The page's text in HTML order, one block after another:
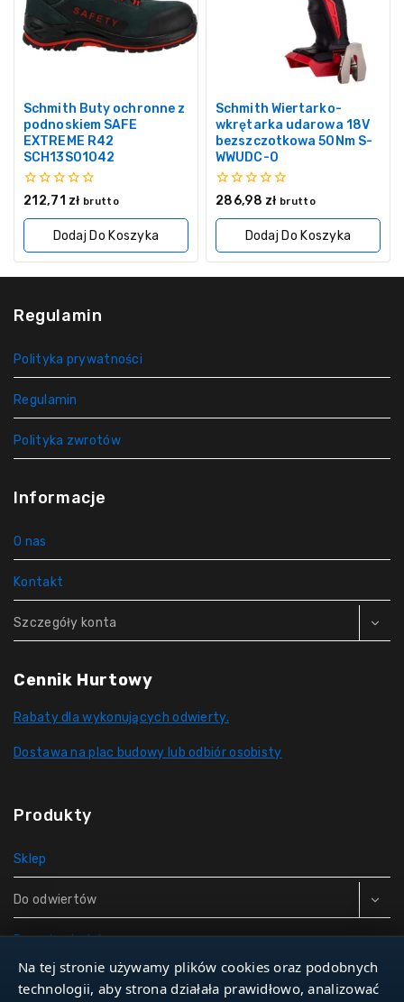
Schmith Buty ochronne z
podnoskiem SAFE
EXTREME R42
SCH13S01042
0
5
212,71 zł brutto
Dodaj Do Koszyka
Schmith Wiertarko-
wkrętarka udarowa 18V
bezszczotkowa 50Nm S-
WWUDC-0
0
5
286,98 zł brutto
Dodaj Do Koszyka
Regulamin
Polityka prywatności
Regulamin
Polityka zwrotów
Informacje
O nas
Kontakt
Szczegóły konta
Cennik Hurtowy
Rabaty dla wykonujących odwierty.
Dostawa na plac budowy lub odbiór osobisty
Produkty
Sklep
Do odwiertów
Rury do studni
Zbiorniki hydroforowe
Na tej stronie używamy plików cookies oraz podobnych
technologii, aby strona działała prawidłowo, analizować